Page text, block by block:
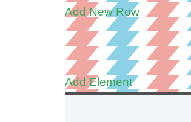
Add New Row
Add Element